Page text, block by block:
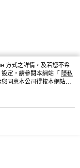
方式之詳情，及若您不希
定，請參閱本網站「 隱私
同意本公司得按本網站使